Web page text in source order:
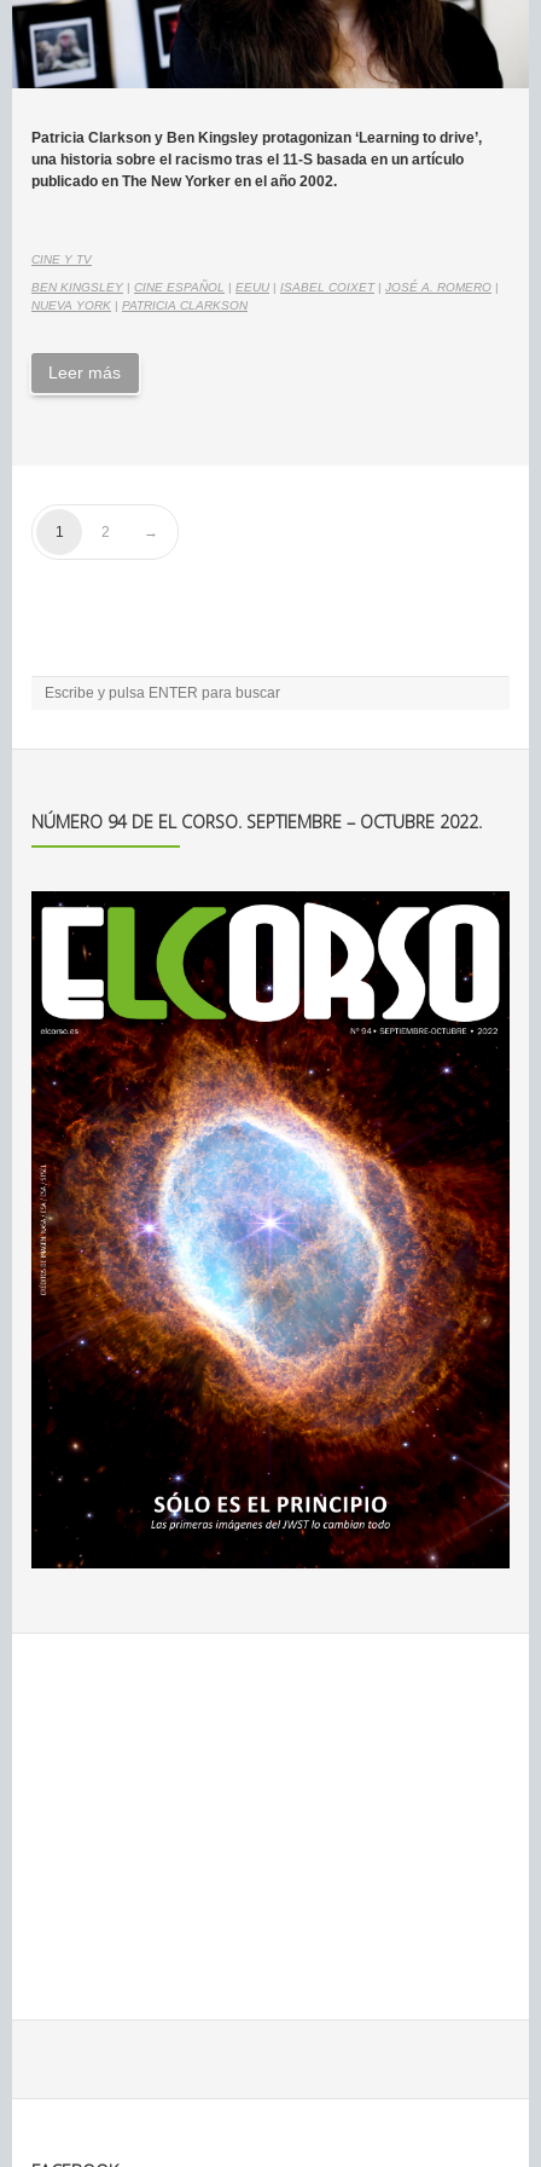
Patricia Clarkson y Ben Kingsley protagonizan ‘Learning to drive’,
una historia sobre el racismo tras el 11-S basada en un artículo
publicado en The New Yorker en el año 2002.
CINE Y TV
BEN KINGSLEY CINE ESPAÑOL EEUU ISABEL COIXET| JOSÉ A. ROMERO
NUEVA YORK
PATRICIA CLARKSON
Leer más
1 2
NÚMERO 94 DE EL CORSO. SEPTIEMBRE – OCTUBRE 2022.